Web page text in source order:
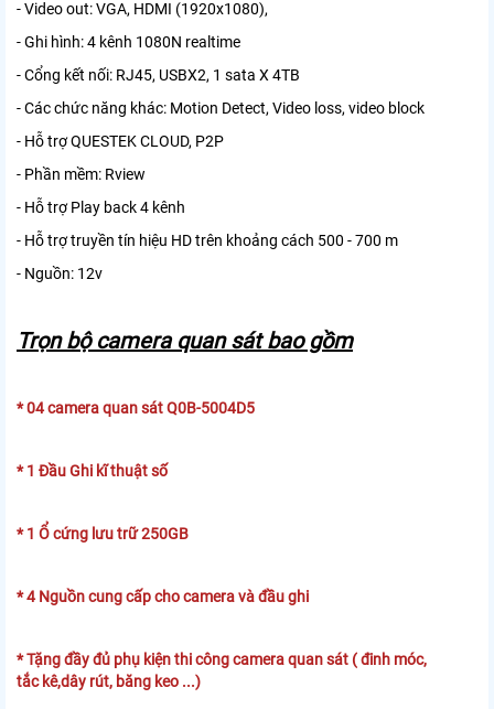
- Video out: VGA, HDMI (1920x1080),
- Ghi hình: 4 kênh 1080N realtime
- Cổng kết nối: RJ45, USBX2, 1 sata X 4TB
- Các chức năng khác: Motion Detect, Video loss, video block
- Hỗ trợ QUESTEK CLOUD, P2P
- Phần mềm: Rview
- Hỗ trợ Play back 4 kênh
- Hỗ trợ truyền tín hiệu HD trên khoảng cách 500 - 700 m
- Nguồn: 12v
Trọn bộ camera quan sát bao gồm
* 04 camera quan sát Q0B-5004D5
* 1 Đầu Ghi kĩ thuật số
* 1 Ổ cứng lưu trữ 250GB
* 4 Nguồn cung cấp cho camera và đầu ghi
* Tặng đầy đủ phụ kiện thi công camera quan sát ( đinh móc,
tắc kê,dây rút, băng keo ...)